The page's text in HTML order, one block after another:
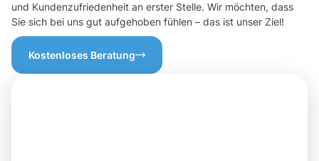
und Kundenzufriedenheit an erster Stelle. Wir möchten, dass
Sie sich bei uns gut aufgehoben fühlen – das ist unser Ziel!
Kostenloses Beratung